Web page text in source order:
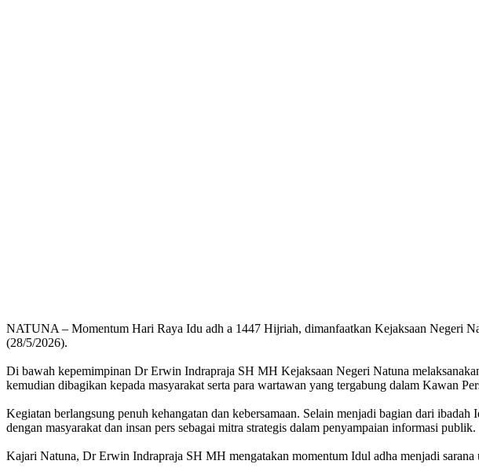
‎NATUNA – Momentum Hari Raya Idu adh a 1447 Hijriah, dimanfaatkan Kejaksaan Negeri
(28/5/2026).
‎Di bawah kepemimpinan Dr Erwin Indrapraja SH MH Kejaksaan Negeri Natuna
kemudian dibagikan kepada masyarakat serta para wartawan yang tergabung dalam Kawan
‎Kegiatan berlangsung penuh kehangatan dan kebersamaan. Selain menjadi bagian dari
dengan masyarakat dan insan pers sebagai mitra strategis dalam penyampaian informasi publik.
‎Kajari Natuna, Dr Erwin Indrapraja SH MH mengatakan momentum Idul adha menjadi sarana